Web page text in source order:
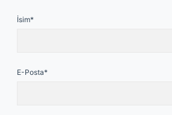
İsim*
E-Posta*